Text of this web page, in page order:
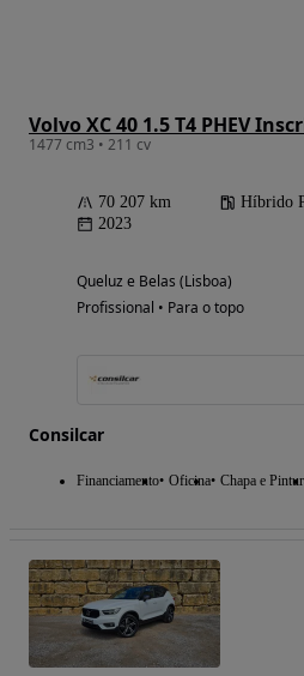
1477 cm3 • 211 cv
70 207 km Híbrido
2023
Queluz e Belas (Lisboa)
Profissional • Para o topo
Consilcar
Financiamento Oficina Chapa e